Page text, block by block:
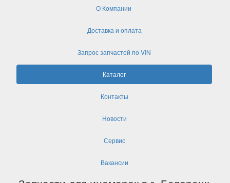
О Компании
Доставка и оплата
Запрос запчастей по VIN
Каталог
Контакты
Новости
Сервис
Вакансии